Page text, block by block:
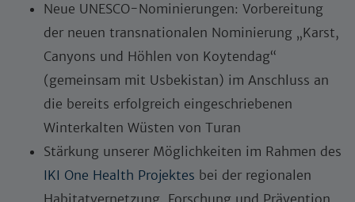
Neue UNESCO-Nominierungen: Vorbereitung
der neuen transnationalen Nominierung „Karst,
Canyons und Höhlen von Koytendag“
(gemeinsam mit Usbekistan) im Anschluss an
die bereits erfolgreich eingeschriebenen
Winterkalten Wüsten von Turan
Stärkung unserer Möglichkeiten im Rahmen des
IKI One Health Projektes bei der regionalen
Habitatvernetzung, Forschung und Prävention